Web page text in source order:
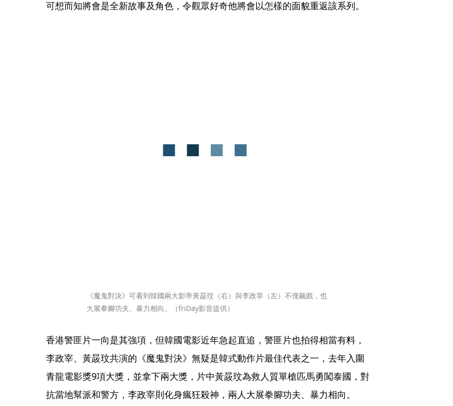
可想而知將會是全新故事及角色，令觀眾好奇他將會以怎樣的面貌重返該系列。
《魔鬼對決》可看到韓國兩大影帝黃晸玟（右）與李政宰（左）不僅飆戲，也
大展拳腳功夫、暴力相向。（friDay影音提供）
香港警匪片一向是其強項，但韓國電影近年急起直追，警匪片也拍得相當有料，
李政宰、黃晸玟共演的《魔鬼對決》無疑是韓式動作片最佳代表之一，去年入圍
青龍電影獎9項大獎，並拿下兩大獎，片中黃晸玟為救人質單槍匹馬勇闖泰國，對
抗當地幫派和警方，李政宰則化身瘋狂殺神，兩人大展拳腳功夫、暴力相向。